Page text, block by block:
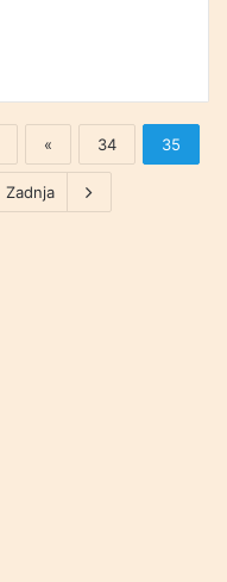
« 34 35
Zadnja